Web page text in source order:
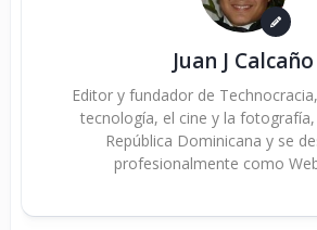
Juan J Calcaño
Editor y fundador de
tecnología, el cine y la
República Dominicana y se
profesionalmente como